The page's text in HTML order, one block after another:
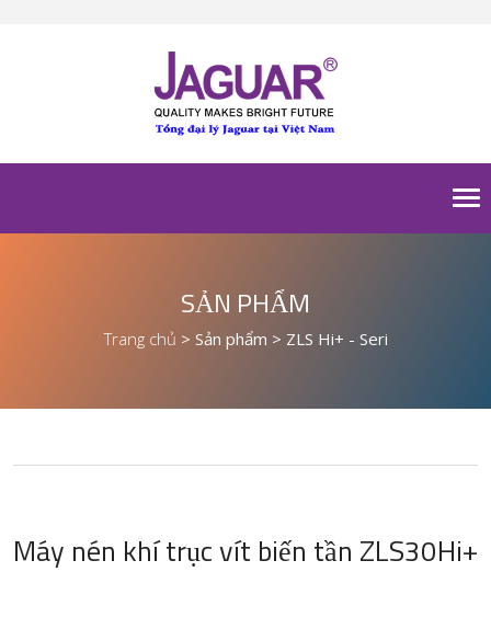
SẢN PHẨM
Trang chủ > Sản phẩm > ZLS Hi+ - Seri
Máy nén khí trục vít biến tần ZLS30Hi+